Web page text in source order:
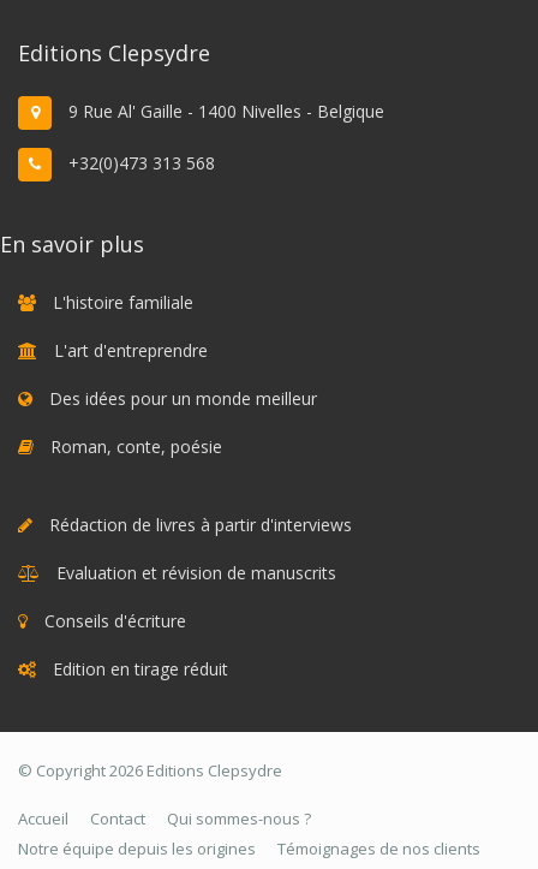
Editions Clepsydre
9 Rue Al' Gaille - 1400 Nivelles - Belgique
+32(0)473 313 568
En savoir plus
L'histoire familiale
L'art d'entreprendre
Des idées pour un monde meilleur
Roman, conte, poésie
Rédaction de livres à partir d'interviews
Evaluation et révision de manuscrits
Conseils d'écriture
Edition en tirage réduit
© Copyright 2026 Editions Clepsydre
Accueil Contact
Qui sommes-nous ?
Notre équipe depuis les origines
Témoignages de nos clients